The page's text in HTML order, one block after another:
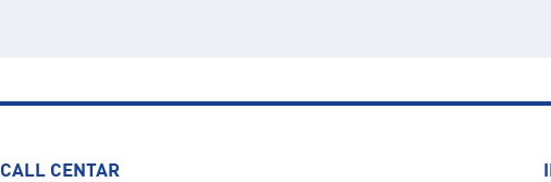
CALL CENTAR